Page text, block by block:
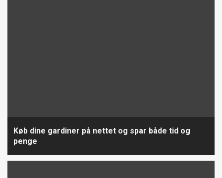
Køb dine gardiner på nettet og spar både tid og
penge